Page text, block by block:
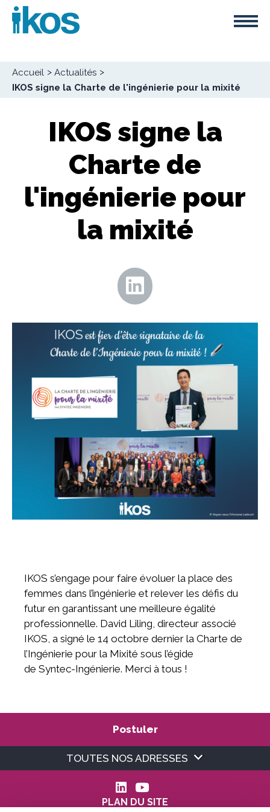
contenu
Fil
d'Ariane
Accueil
Actualités
IKOS signe la Charte de l'ingénierie pour la mixité
IKOS signe la
Charte de
l'ingénierie pour
la mixité
IKOS s’engage pour faire évoluer la place des
femmes dans l’ingénierie et relever les défis du
futur en garantissant une meilleure égalité
professionnelle. David Liling, directeur associé
IKOS, a signé le 14 octobre dernier la Charte de
l’Ingénierie pour la Mixité sous l’égide
de Syntec-Ingénierie. Merci à tous !
Postuler
TOUTES NOS ADRESSES
PLAN DU SITE